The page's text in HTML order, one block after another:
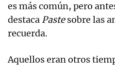
es más común, pero
destaca Pastesobre las
recuerda.
Aquellos eran otros